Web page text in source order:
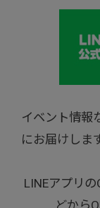
イベント情報
にお届けしま
LINEアプリ
どから